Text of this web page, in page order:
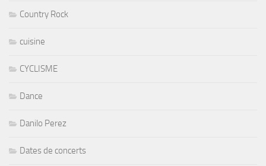
Country Rock
cuisine
CYCLISME
Dance
Danilo Perez
Dates de concerts